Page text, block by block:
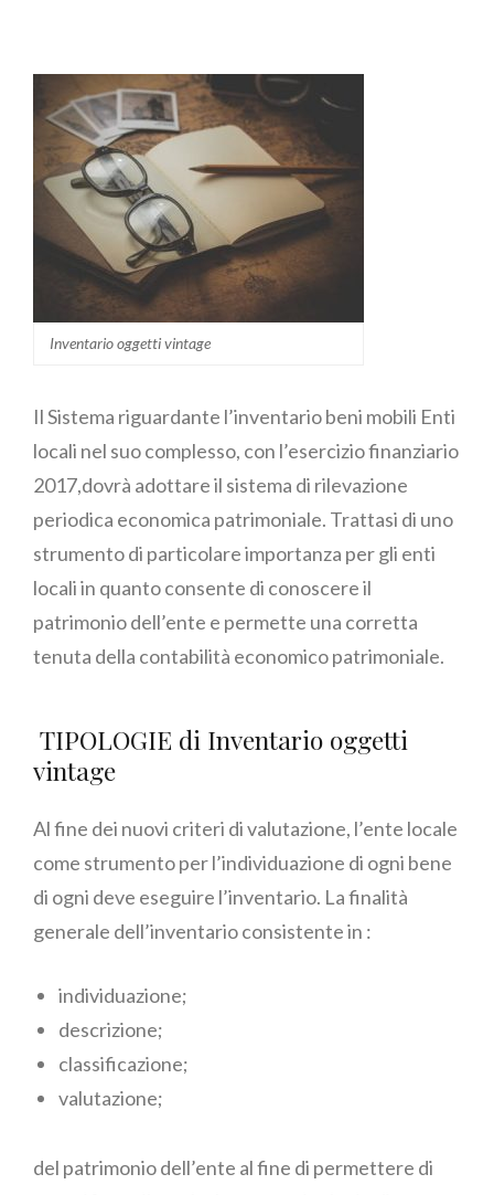
Inventario oggetti vintage
Il Sistema riguardante l’inventario beni mobili Enti
locali nel suo complesso, con l’esercizio finanziario
2017,dovrà adottare il sistema di rilevazione
periodica economica patrimoniale. Trattasi di uno
strumento di particolare importanza per gli enti
locali in quanto consente di conoscere il
patrimonio dell’ente e permette una corretta
tenuta della contabilità economico patrimoniale.
TIPOLOGIE di Inventario oggetti
vintage
Al fine dei nuovi criteri di valutazione, l’ente locale
come strumento per l’individuazione di ogni bene
di ogni deve eseguire l’inventario. La finalità
generale dell’inventario consistente in :
individuazione;
descrizione;
classificazione;
valutazione;
del patrimonio dell’ente al fine di permettere di